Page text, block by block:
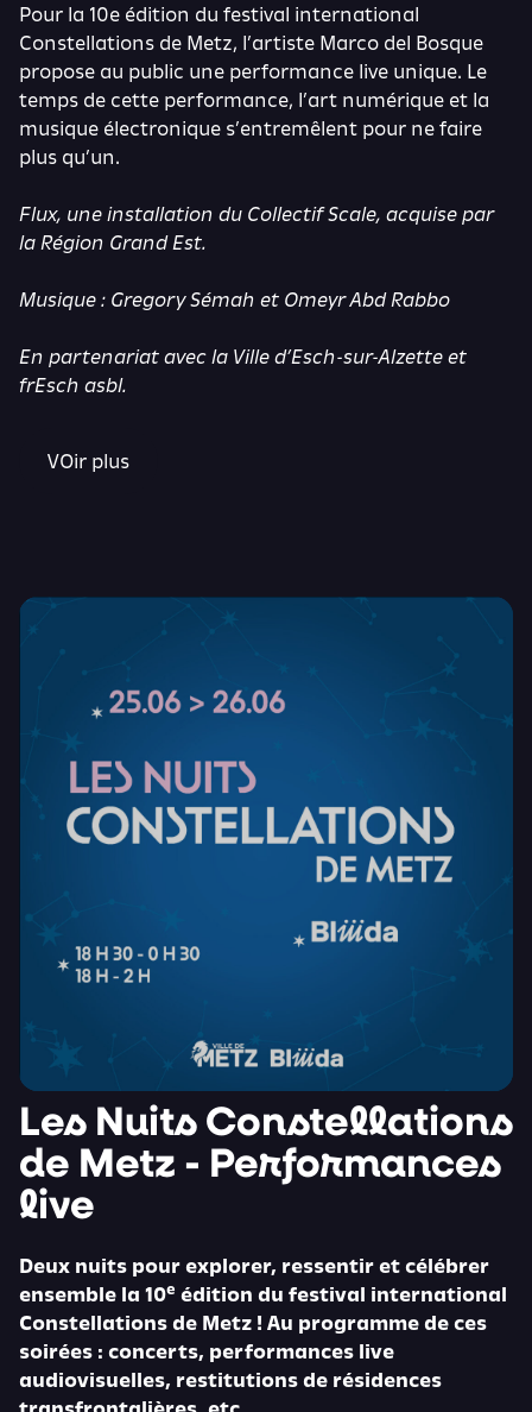
Pour la 10e édition du festival international
Constellations de Metz, l’artiste Marco del Bosque
propose au public une performance live unique. Le
temps de cette performance, l’art numérique et la
musique électronique s’entremêlent pour ne faire
plus qu’un.
Flux, une installation du Collectif Scale, acquise par
la Région Grand Est.
Musique : Gregory Sémah et Omeyr Abd Rabbo
En partenariat avec la Ville d’Esch-sur-Alzette et
frEsch asbl.
VOir plus
Les Nuits Constellations
de Metz - Performances
live
Deux nuits pour explorer, ressentir et célébrer
ensemble la 10e édition du festival international
Constellations de Metz ! Au programme de ces
soirées : concerts, performances live
audiovisuelles, restitutions de résidences